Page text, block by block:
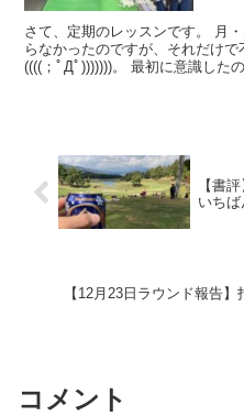
さて、定期のレッスンです。 月・火と仕事が遅くなってクラブを握
らなかったのですが、それだけ
((((；ﾟДﾟ)))))))。 最初に意識したのは以下のポイント↓。 テークバッ
【書
いち
【12月23日ラウンド報告】
コメント